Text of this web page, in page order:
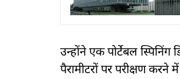
उन्होंने एक पोर्टेबल
पैरामीटरों पर परीक्षण